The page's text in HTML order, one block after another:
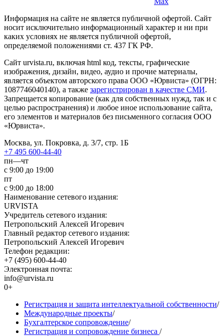
Информация на сайте не является публичной офертой. Cайт
носит исключительно информационный характер и ни при
каких условиях не является публичной офертой,
определяемой положениями ст. 437 ГК РФ.
Сайт urvista.ru, включая html код, тексты, графические
изображения, дизайн, видео­, аудио­ и прочие материалы,
является объектом авторского права ООО «Юрвиста» (ОГРН:
1087746040140), а также зарегистрирован в качестве СМИ.
Запрещается копирование (как для собственных нужд, так и с
целью распространения) и любое иное использование сайта,
его элементов и материалов без письменного согласия ООО
«Юрвиста».
Москва, ул. Покровка, д. 3/7, стр. 1Б
+7 495 600-44-40
пн—чт
с 9:00 до 19:00
пт
с 9:00 до 18:00
Наименование сетевого издания:
URVISTA
Учредитель сетевого издания:
Петропольский Алексей Игоревич
Главный редактор сетевого издания:
Петропольский Алексей Игоревич
Телефон редакции:
+7 (495) 600-44-40
Электронная почта:
info@urvista.ru
0+
Регистрация и защита интеллектуальной собственности/
Международные проекты/
Бухгалтерское сопровождение/
Регистрация и сопровождение бизнеса /